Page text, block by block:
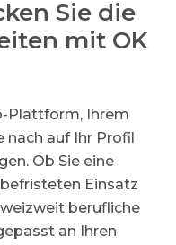
Sie die
mit OK
Plattform, Ihrem
nach auf Ihr Profil
Ob Sie eine
Einsatz
berufliche
an Ihren